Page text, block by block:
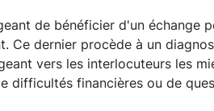
de bénéficier d'un échange
Ce dernier procède à un
vers les interlocuteurs les
difficultés financières ou de